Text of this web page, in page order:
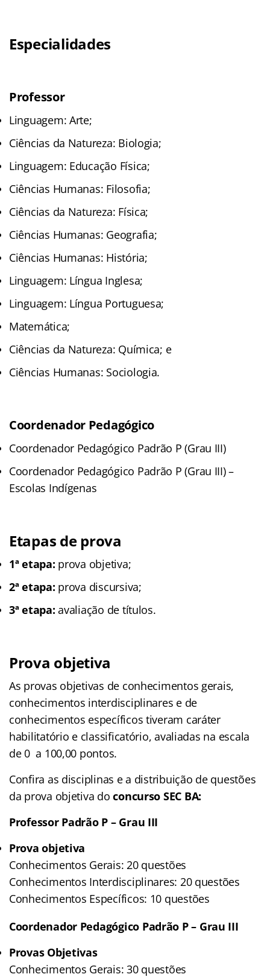
Especialidades
Professor
Linguagem: Arte;
Ciências da Natureza: Biologia;
Linguagem: Educação Física;
Ciências Humanas: Filosofia;
Ciências da Natureza: Física;
Ciências Humanas: Geografia;
Ciências Humanas: História;
Linguagem: Língua Inglesa;
Linguagem: Língua Portuguesa;
Matemática;
Ciências da Natureza: Química; e
Ciências Humanas: Sociologia.
Coordenador Pedagógico
Coordenador Pedagógico Padrão P (Grau III)
Coordenador Pedagógico Padrão P (Grau III) –
Escolas Indígenas
Etapas de prova
1ª etapa: prova objetiva;
2ª etapa: prova discursiva;
3ª etapa: avaliação de títulos.
Prova objetiva
As provas objetivas de conhecimentos gerais,
conhecimentos interdisciplinares e de
conhecimentos específicos tiveram caráter
habilitatório e classificatório, avaliadas na escala
de 0 a 100,00 pontos.
Confira as disciplinas e a distribuição de questões
da prova objetiva doconcurso SEC BA:
Professor Padrão P – Grau III
Prova objetiva
Conhecimentos Gerais: 20 questões
Conhecimentos Interdisciplinares: 20 questões
Conhecimentos Específicos: 10 questões
Coordenador Pedagógico Padrão P – Grau III
Provas Objetivas
Conhecimentos Gerais: 30 questões